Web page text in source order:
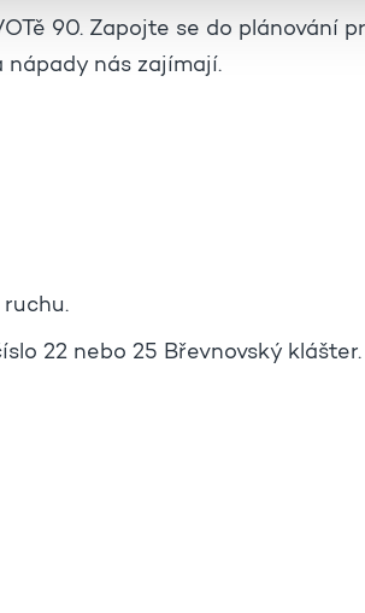
90. Zapojte se do plánování
nás zajímají.
22 nebo 25 Břevnovský klášter.